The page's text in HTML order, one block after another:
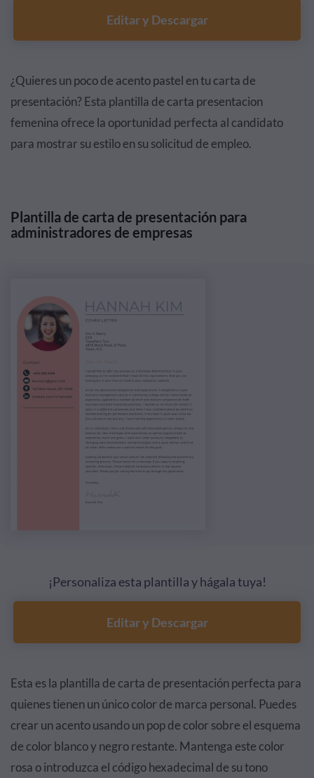
Editar y Descargar
¿Quieres un poco de acento pastel en tu carta de
presentación? Esta plantilla de carta presentacion
femenina ofrece la oportunidad perfecta al candidato
para mostrar su estilo en su solicitud de empleo.
Plantilla de carta de presentación para
administradores de empresas
¡Personaliza esta plantilla y hágala tuya!
Editar y Descargar
Esta es la plantilla de carta de presentación perfecta para
quienes tienen un único color de marca personal. Puedes
crear un acento usando un pop de color sobre el esquema
de color blanco y negro restante. Mantenga este color
rosa o introduzca el código hexadecimal de su tono